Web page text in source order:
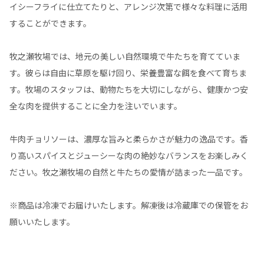
イシーフライに仕立てたりと、アレンジ次第で様々な料理に活用
することができます。
牧之瀬牧場では、地元の美しい自然環境で牛たちを育てていま
す。彼らは自由に草原を駆け回り、栄養豊富な餌を食べて育ちま
す。牧場のスタッフは、動物たちを大切にしながら、健康かつ安
全な肉を提供することに全力を注いでいます。
牛肉チョリソーは、濃厚な旨みと柔らかさが魅力の逸品です。香
り高いスパイスとジューシーな肉の絶妙なバランスをお楽しみく
ださい。牧之瀬牧場の自然と牛たちの愛情が詰まった一品です。
※商品は冷凍でお届けいたします。解凍後は冷蔵庫での保管をお
願いいたします。